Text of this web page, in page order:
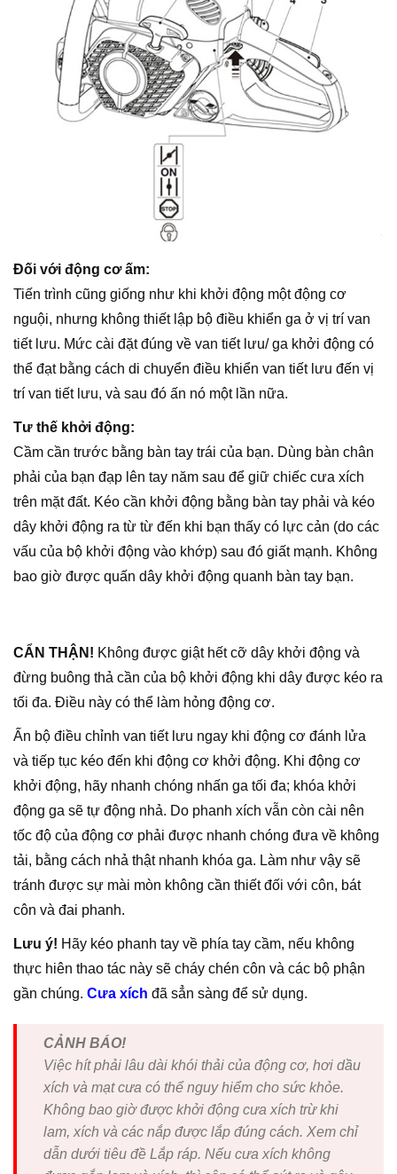
Đối với động cơ ấm:
Tiến trình cũng giống như khi khởi động một động cơ
nguội, nhưng không thiết lập bộ điều khiển ga ở vị trí van
tiết lưu. Mức cài đặt đúng về van tiết lưu/ ga khởi động có
thể đạt bằng cách di chuyển điều khiển van tiết lưu đến vị
trí van tiết lưu, và sau đó ấn nó một lần nữa.
Tư thế khởi động:
Cầm cần trước bằng bàn tay trái của bạn. Dùng bàn chân
phải của bạn đạp lên tay năm sau để giữ chiếc cưa xích
trên mặt đất. Kéo cần khởi động bằng bàn tay phải và kéo
dây khởi động ra từ từ đến khi bạn thấy có lực cản (do các
vấu của bộ khởi động vào khớp) sau đó giất mạnh. Không
bao giờ được quấn dây khởi động quanh bàn tay bạn.
CẨN THẬN! Không được giật hết cỡ dây khởi động và
đừng buông thả cần của bộ khởi động khi dây được kéo ra
tối đa. Điều này có thể làm hỏng động cơ.
Ấn bộ điều chỉnh van tiết lưu ngay khi động cơ đánh lửa
và tiếp tục kéo đến khi động cơ khởi động. Khi động cơ
khởi động, hãy nhanh chóng nhấn ga tối đa; khóa khởi
động ga sẽ tự động nhả. Do phanh xích vẫn còn cài nên
tốc độ của động cơ phải được nhanh chóng đưa về không
tải, bằng cách nhả thật nhanh khóa ga. Làm như vậy sẽ
tránh được sự mài mòn không cần thiết đối với côn, bát
côn và đai phanh.
Lưu ý! Hãy kéo phanh tay về phía tay cầm, nếu không
thực hiên thao tác này sẽ cháy chén côn và các bộ phận
gần chúng. Cưa xích đã sẳn sàng để sử dụng.
CẢNH BÁO!
Việc hít phải lâu dài khói thải của động cơ, hơi dầu
xích và mạt cưa có thể nguy hiểm cho sức khỏe.
Không bao giờ được khởi động cưa xích trừ khi
lam, xích và các nắp được lắp đúng cách. Xem chỉ
dẫn dưới tiêu đề Lắp ráp. Nếu cưa xích không